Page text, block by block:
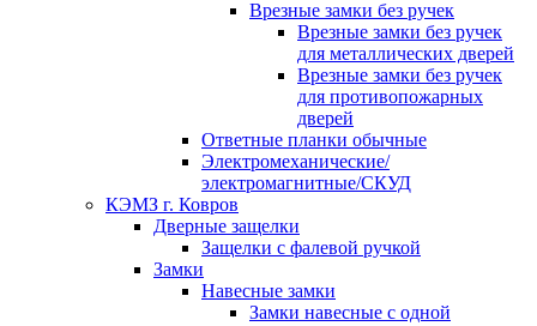
Врезные замки без ручек
Врезные замки без ручек
для металлических дверей
Врезные замки без ручек
для противопожарных
дверей
Ответные планки обычные
Электромеханические/
электромагнитные/СКУД
КЭМЗ г. Ковров
Дверные защелки
Защелки с фалевой ручкой
Замки
Навесные замки
Замки навесные с одной